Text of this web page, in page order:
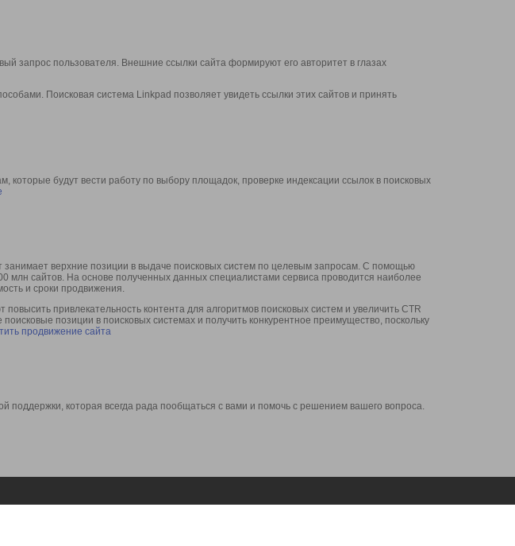
запрос пользователя. Внешние ссылки сайта формируют его авторитет в глазах
Поисковая система Linkpad позволяет увидеть ссылки этих сайтов и принять
будут вести работу по выбору площадок, проверке индексации ссылок в поисковых
верхние позиции в выдаче поисковых систем по целевым запросам. С помощью
млн сайтов. На основе полученных данных специалистами сервиса проводится наиболее
и сроки продвижения.
привлекательность контента для алгоритмов поисковых систем и увеличить CTR
позиции в поисковых системах и получить конкурентное преимущество, поскольку
продвижение сайта
поддержки, которая всегда рада пообщаться с вами и помочь с решением вашего вопроса.